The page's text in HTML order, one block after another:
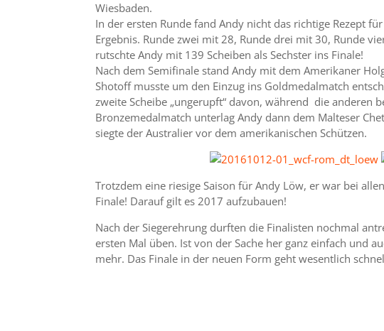
Wiesbaden.
In der ersten Runde fand Andy nicht das richtige Rezept
Ergebnis. Runde zwei mit 28, Runde drei mit 30, Runde
rutschte Andy mit 139 Scheiben als Sechster ins Finale!
Nach dem Semifinale stand Andy mit dem Amerikaner
Shotoff musste um den Einzug ins Goldmedalmatch
zweite Scheibe „ungerupft“ davon, während die anderen
Bronzemedalmatch unterlag Andy dann dem Malteser
siegte der Australier vor dem amerikanischen Schützen.
Trotzdem eine riesige Saison für Andy Löw, er war bei
Finale! Darauf gilt es 2017 aufzubauen!
Nach der Siegerehrung durften die Finalisten nochmal
ersten Mal üben. Ist von der Sache her ganz einfach und
mehr. Das Finale in der neuen Form geht wesentlich